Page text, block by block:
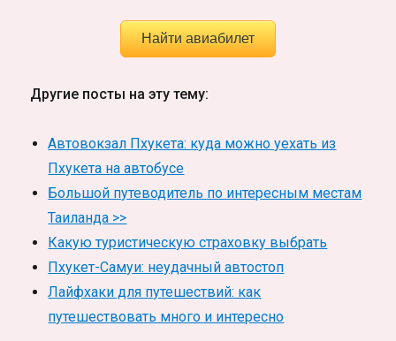
Найти авиабилет
Другие посты на эту тему:
Автовокзал Пхукета: куда можно уехать из
Пхукета на автобусе
Большой путеводитель по интересным местам
Таиланда >>
Какую туристическую страховку выбрать
Пхукет-Самуи: неудачный автостоп
Лайфхаки для путешествий: как
путешествовать много и интересно